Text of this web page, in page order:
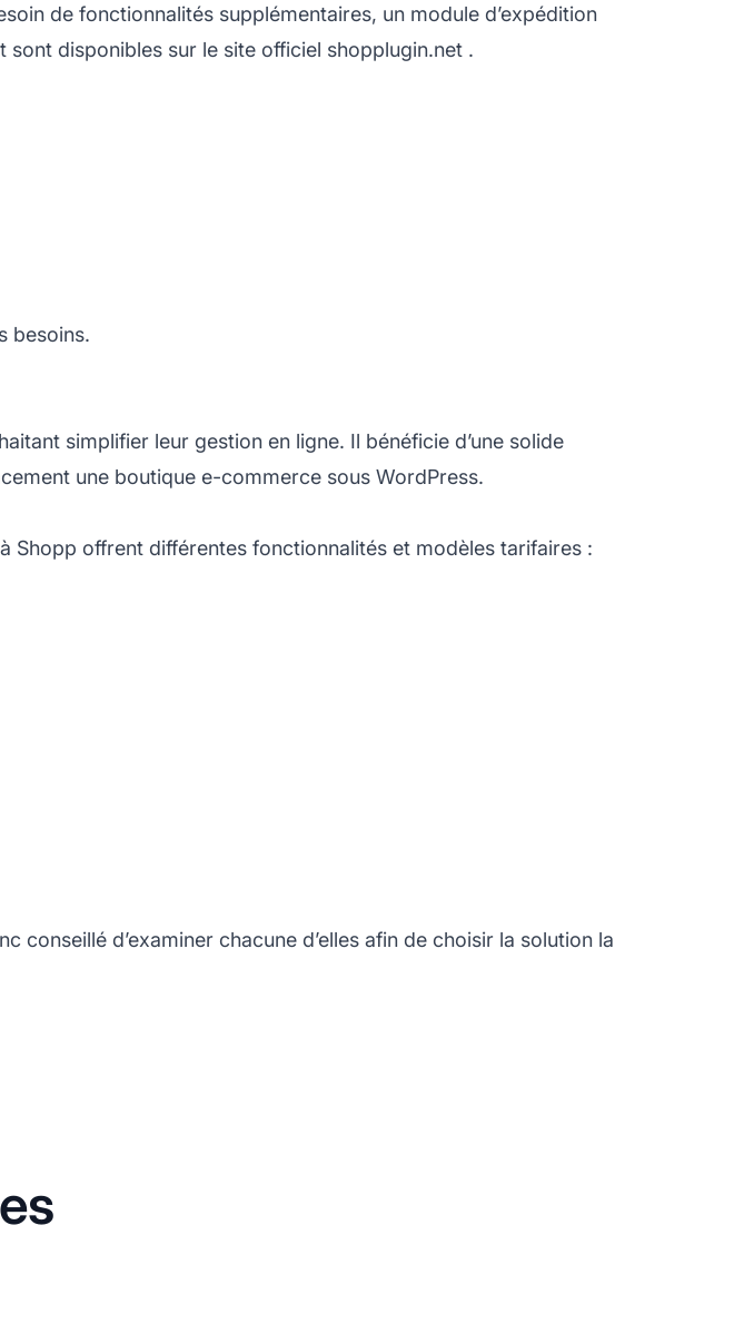
de fonctionnalités supplémentaires, un module d’expédition
sont disponibles sur le site officiel shopplugin.net .
besoins.
simplifier leur gestion en ligne. Il bénéficie d’une solide
une boutique e-commerce sous WordPress.
Shopp offrent différentes fonctionnalités et modèles tarifaires :
d’examiner chacune d’elles afin de choisir la solution la